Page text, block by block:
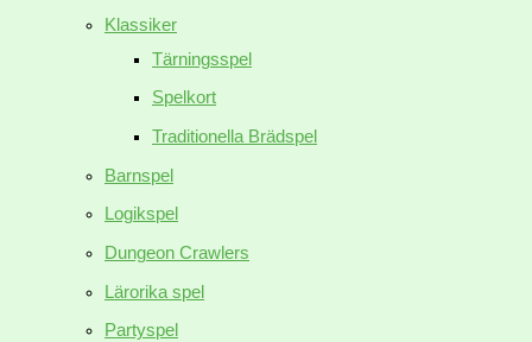
Klassiker
Tärningsspel
Spelkort
Traditionella Brädspel
Barnspel
Logikspel
Dungeon Crawlers
Lärorika spel
Partyspel